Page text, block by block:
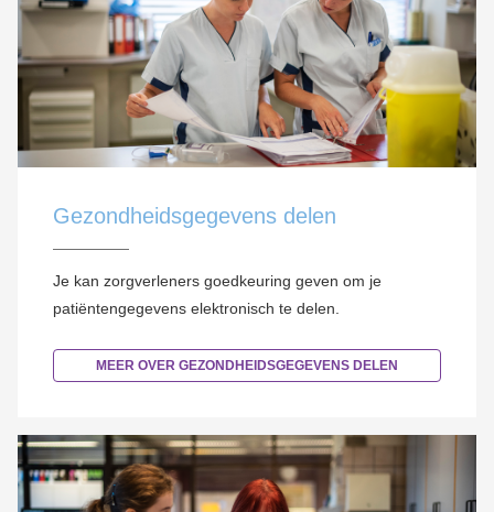
Gezondheidsgegevens delen
Je kan zorgverleners goedkeuring geven om je
patiëntengegevens elektronisch te delen.
MEER OVER GEZONDHEIDSGEGEVENS DELEN